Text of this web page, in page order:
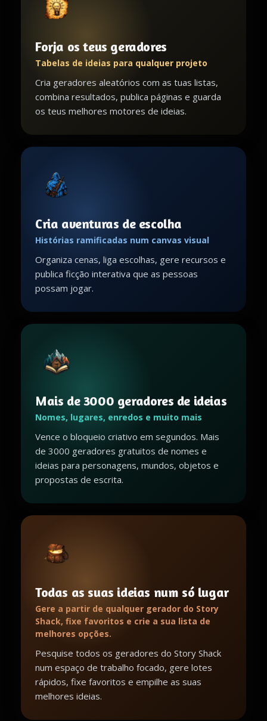
Forja os teus geradores
Tabelas de ideias para qualquer projeto
Cria geradores aleatórios com as tuas listas,
combina resultados, publica páginas e guarda
os teus melhores motores de ideias.
Cria aventuras de escolha
Histórias ramificadas num canvas visual
Organiza cenas, liga escolhas, gere recursos e
publica ficção interativa que as pessoas
possam jogar.
Mais de 3000 geradores de ideias
Nomes, lugares, enredos e muito mais
Vence o bloqueio criativo em segundos. Mais
de 3000 geradores gratuitos de nomes e
ideias para personagens, mundos, objetos e
propostas de escrita.
Todas as suas ideias num só lugar
Gere a partir de qualquer gerador do Story
Shack, fixe favoritos e crie a sua lista de
melhores opções.
Pesquise todos os geradores do Story Shack
num espaço de trabalho focado, gere lotes
rápidos, fixe favoritos e empilhe as suas
melhores ideias.